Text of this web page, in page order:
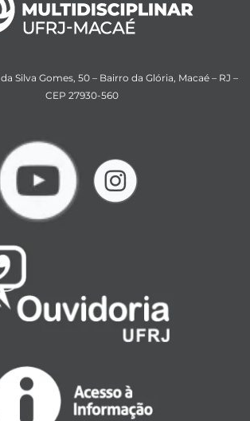
Silva Gomes, 50 – Bairro da Glória, Macaé – RJ –
CEP 27930-560